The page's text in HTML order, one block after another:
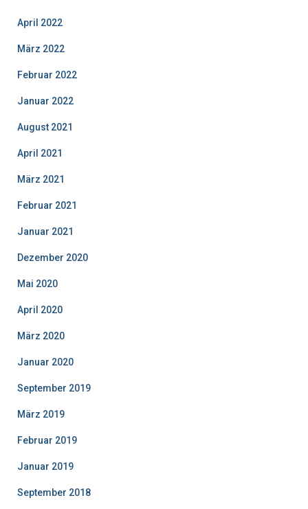
April 2022
März 2022
Februar 2022
Januar 2022
August 2021
April 2021
März 2021
Februar 2021
Januar 2021
Dezember 2020
Mai 2020
April 2020
März 2020
Januar 2020
September 2019
März 2019
Februar 2019
Januar 2019
September 2018